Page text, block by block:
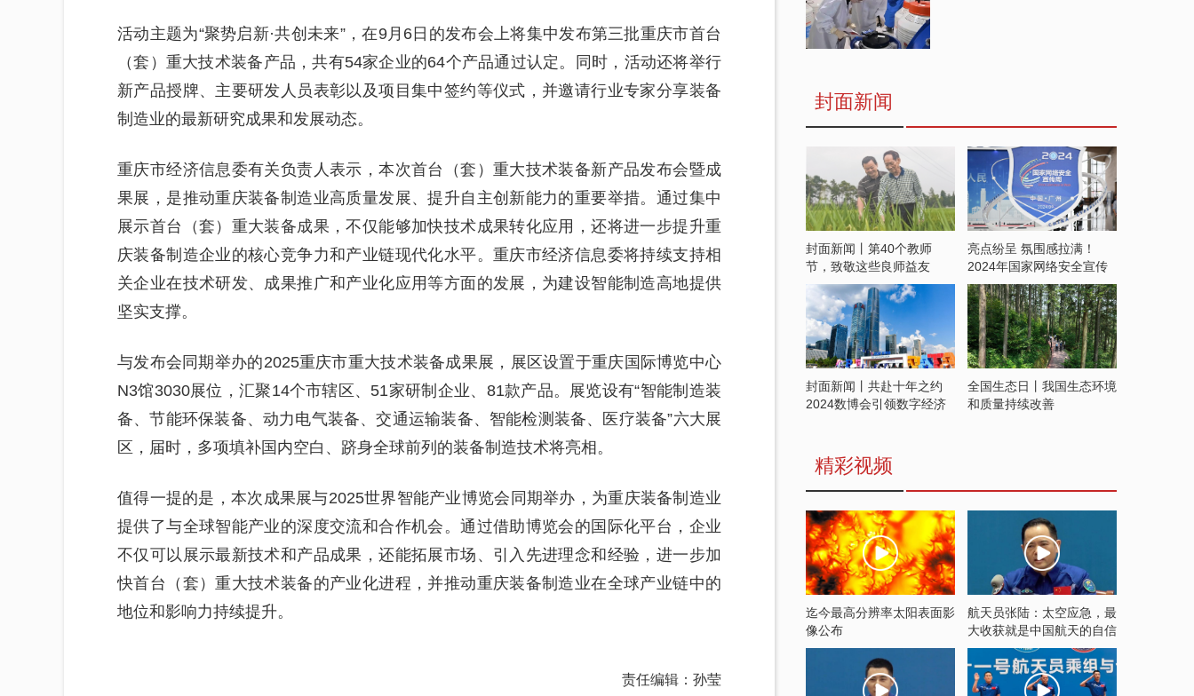
活动主题为“聚势启新·共创未来”，在9月6日的发布会上将集中发布第三批重庆市首台
（套）重大技术装备产品，共有54家企业的64个产品通过认定。同时，活动还将举行
新产品授牌、主要研发人员表彰以及项目集中签约等仪式，并邀请行业专家分享装备
制造业的最新研究成果和发展动态。
重庆市经济信息委有关负责人表示，本次首台（套）重大技术装备新产品发布会暨成
果展，是推动重庆装备制造业高质量发展、提升自主创新能力的重要举措。通过集中
展示首台（套）重大装备成果，不仅能够加快技术成果转化应用，还将进一步提升重
庆装备制造企业的核心竞争力和产业链现代化水平。重庆市经济信息委将持续支持相
关企业在技术研发、成果推广和产业化应用等方面的发展，为建设智能制造高地提供
坚实支撑。
与发布会同期举办的2025重庆市重大技术装备成果展，展区设置于重庆国际博览中心
N3馆3030展位，汇聚14个市辖区、51家研制企业、81款产品。展览设有“智能制造装
备、节能环保装备、动力电气装备、交通运输装备、智能检测装备、医疗装备”六大展
区，届时，多项填补国内空白、跻身全球前列的装备制造技术将亮相。
值得一提的是，本次成果展与2025世界智能产业博览会同期举办，为重庆装备制造业
提供了与全球智能产业的深度交流和合作机会。通过借助博览会的国际化平台，企业
不仅可以展示最新技术和产品成果，还能拓展市场、引入先进理念和经验，进一步加
快首台（套）重大技术装备的产业化进程，并推动重庆装备制造业在全球产业链中的
地位和影响力持续提升。
责任编辑：孙莹
封面新闻
封面新闻丨第40个教师
节，致敬这些良师益友
亮点纷呈 氛围感拉满！
2024年国家网络安全宣传
周开启
封面新闻丨共赴十年之约
2024数博会引领数字经济
全国生态日丨我国生态环境
和质量持续改善
精彩视频
迄今最高分辨率太阳表面影
像公布
航天员张陆：太空应急，最
大收获就是中国航天的自信